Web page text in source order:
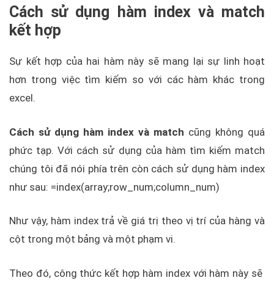
Cách sử dụng hàm index và match
kết hợp
Sự kết hợp của hai hàm này sẽ mang lại sự linh hoạt
hơn trong việc tìm kiếm so với các hàm khác trong
excel.
Cách sử dụng hàm index và match cũng không quá
phức tạp. Với cách sử dụng của hàm tìm kiếm match
chúng tôi đã nói phía trên còn cách sử dụng hàm index
như sau: =index(array;row_num;column_num)
Như vậy, hàm index trả về giá trị theo vị trí của hàng và
cột trong một bảng và một phạm vi.
Theo đó, công thức kết hợp hàm index với hàm này sẽ